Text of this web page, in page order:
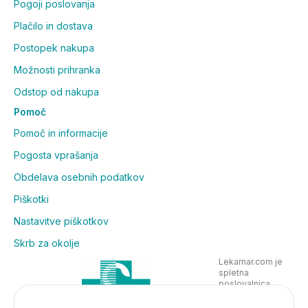
Pogoji poslovanja
Plačilo in dostava
Postopek nakupa
Možnosti prihranka
Odstop od nakupa
Pomoč
Pomoč in informacije
Pogosta vprašanja
Obdelava osebnih podatkov
Piškotki
Nastavitve piškotkov
Skrb za okolje
Lekarnar.com je
spletna
poslovalnica